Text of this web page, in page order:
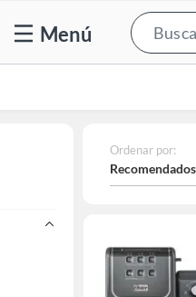
Menú
Ordenar por:
Recomendados